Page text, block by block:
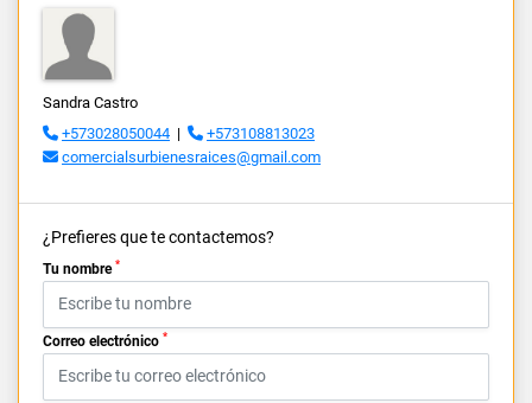
Sandra Castro
+573028050044 |
+573108813023
comercialsurbienesraices@gmail.com
¿Prefieres que te contactemos?
Tu nombre *
Correo electrónico *